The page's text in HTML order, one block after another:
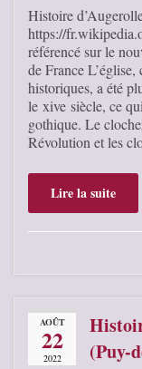
Histoire
https://
référencé sur le
de France
historiques, a été
le xive siècle, ce
gothique. Le
Révolution et les
Lire la suite
AOÛT
22
2022
(Puy-